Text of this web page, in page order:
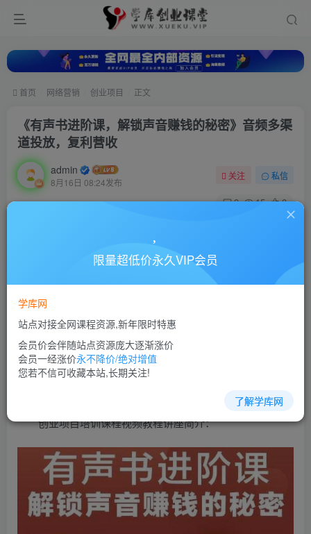
首页 网络营销 创业项目 正文
《有声书进阶课，解锁声音赚钱的秘密》音频多渠
道投放，复利营收
admin
8月16日 08:24发布
关注 私信
0 15 0
此内容为付费资源，请付费后查看
10
立即购买
您当前未登录！建议登陆后购买，可保存购买订单
创业项目培训课程视频教程讲座简介：
限量超低价永久VIP会员
学库网
站点对接全网课程资源,新年限时特惠
会员价会伴随站点资源庞大逐渐涨价
会员一经涨价永不降价/绝对增值
您若不信可收藏本站,长期关注!
了解学库网